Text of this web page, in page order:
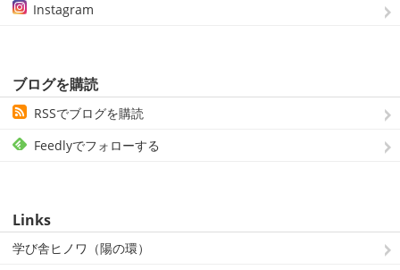
Instagram
ブログを購読
RSSでブログを購読
Feedlyでフォローする
Links
学び舎ヒノワ（陽の環）